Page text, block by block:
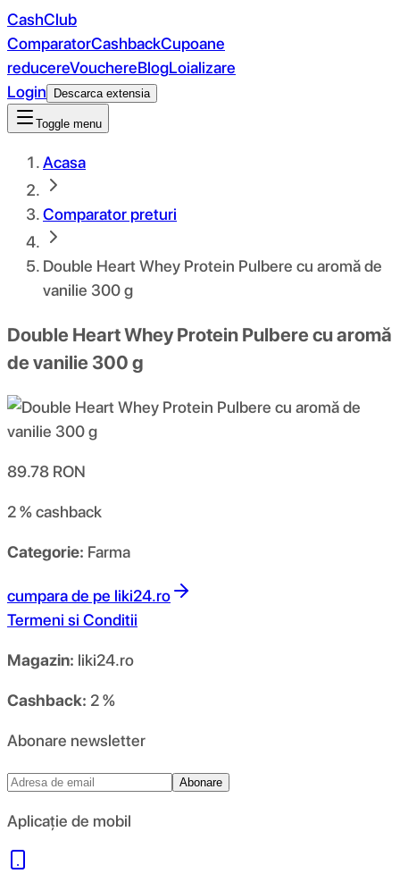
CashClub
ComparatorCashbackCupoane
reducereVouchereBlogLoializare
Login
Descarca extensia
Toggle menu
Acasa
Comparator preturi
Double Heart Whey Protein Pulbere cu aromă de
vanilie 300 g
Double Heart Whey Protein Pulbere cu aromă
de vanilie 300 g
89.78 RON
2 %cashback
Categorie: Farma
cumpara de pe liki24.ro
Termeni si Conditii
Magazin: liki24.ro
Cashback: 2 %
Abonare newsletter
Abonare
Aplicație de mobil